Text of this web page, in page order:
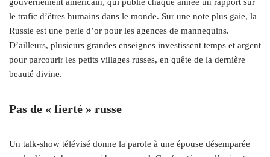
le trafic d’êtres humains dans le monde. Sur une note plus gaie, la
Russie est une perle d’or pour les agences de mannequins.
D’ailleurs, plusieurs grandes enseignes investissent temps et argent
pour parcourir les petits villages russes, en quête de la dernière
beauté divine.
Pas de « fierté » russe
Un talk-show télévisé donne la parole à une épouse désemparée